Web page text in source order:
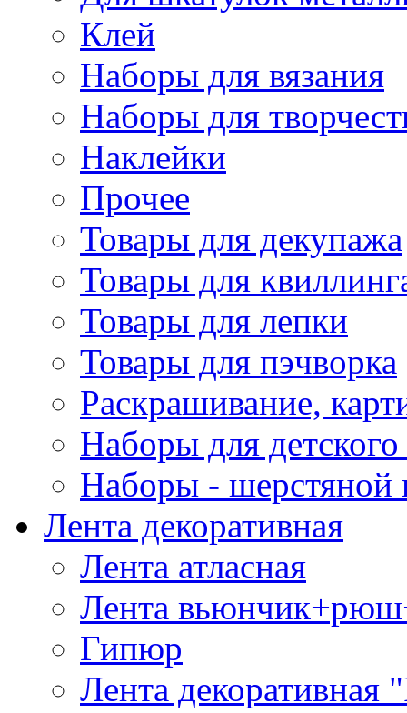
Клей
Наборы для вязания
Наборы для
Наклейки
Прочее
Товары для декупажа
Товары для
Товары для лепки
Товары для пэчворка
Раскрашивание,
Наборы для
Наборы - шерстяной
Лента декоративная
Лента атласная
Лента
Гипюр
Лента декоративная